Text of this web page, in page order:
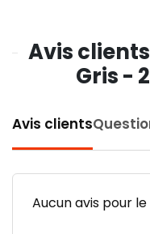
Avis clients
Gris -
Avis clients
Aucun avis pour